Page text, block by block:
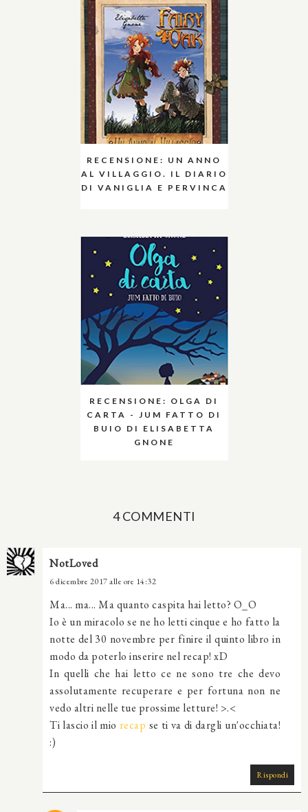
RECENSIONE: UN ANNO
AL VILLAGGIO. IL DIARIO
DI VANIGLIA E PERVINCA
RECENSIONE: OLGA DI
CARTA - JUM FATTO DI
BUIO DI ELISABETTA
GNONE
4 COMMENTI
NotLoved
6 dicembre 2017 alle ore 14:32
Ma... ma... Ma quanto caspita hai letto? O_O
Io è un miracolo se ne ho letti cinque e ho fatto la
notte del 30 novembre per finire il quinto libro in
modo da poterlo inserire nel recap! xD
In quelli che hai letto ce ne sono tre che devo
assolutamente recuperare e per fortuna non ne
vedo altri nelle tue prossime letture! >.<
Ti lascio il mio recap se ti va di dargli un'occhiata!
:)
Rispondi